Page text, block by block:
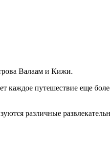
Валаам и Кижи.
каждое путешествие еще
различные